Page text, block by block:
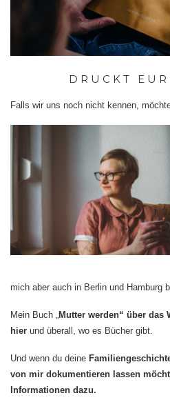
DRUCKT
Falls wir uns noch nicht kennen,
mich aber auch in Berlin und Hamburg
Mein Buch „ Mutter werden“ über das
hier und überall, wo es Bücher gibt.
Und wenn du deine
von mir dokumentieren lassen
Informationen dazu.